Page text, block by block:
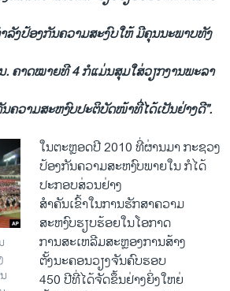
ງ​ປ້ອງ​ກັນ​ຄວາມ​ສະ​ງົບ​ໃຫ້​ ມີຄຸນ​ນະພາ​ບທັງ
​. ຄາດໝາຍ​ທີ 4 ກໍ​ແມ່ນ​ສຸມໃສ່​ວຽກ​ງານ​ພະ​ລາ​
ຄວາມ​ສະຫງົບ​ປະຕິບັດ​ໜ້າ​ທີ່​ໄດ້​ເປັນ​ຢ່າງ​ດີ”.
ໃນ​ຕະຫຼອດປີ 2010 ທີ່​ຜ່ານ​ມາ ກະຊວງ​
ປ້ອງ​ກັນ​ຄວາມ​ສະ​ຫງົບ​ພາຍ​ໃນ ກໍໄດ້​
ປະກອບສ່ວນ​ຢ່າງ​
ສໍ​າຄັນ​ເຂົ້າ​ໃນ​ການ​ຮັກສາ​ຄວາມ
ສະຫງົບ​ຮຽບຮ້ອຍ​ໃນ​ໂອກາດ​
ການສະ​ເຫລີ​ມສະຫຼອງການ​ສ້າງ
ຕັ້ງນະຄອນ​ວຽງ​ຈັນ​ຄົບ​ຮອບ
450 ປີ​ທີ່​ໄດ້​ຈັດ​ຂຶ້ນ​ຢ່າງ​ຍິ່ງ​ໃຫຍ່​